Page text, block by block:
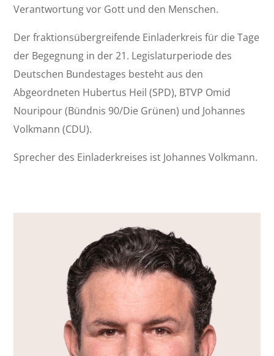
Verantwortung vor Gott und den Menschen.
Der fraktionsübergreifende Einladerkreis für die Tage
der Begegnung in der 21. Legislaturperiode des
Deutschen Bundestages besteht aus den
Abgeordneten Hubertus Heil (SPD), BTVP Omid
Nouripour (Bündnis 90/Die Grünen) und Johannes
Volkmann (CDU).
Sprecher des Einladerkreises ist Johannes Volkmann.